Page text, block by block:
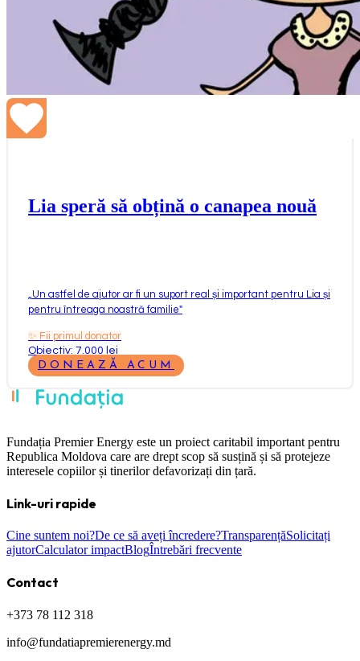
Lia speră să obțină o canapea nouă
Un astfel de ajutor ar fi un suport real și important pentru Lia și
pentru întreaga noastră familie"
✨ Fii primul donator
Obiectiv: 7.000 lei
DONEAZĂ ACUM
Fundația Premier Energy este un proiect caritabil important pentru
Republica Moldova care are drept scop să susțină și să protejeze
interesele copiilor și tinerilor defavorizați din țară.
Link-uri rapide
Cine suntem noi?De ce să aveți încredere?TransparențăSolicitați
ajutorCalculator impactBlogÎntrebări frecvente
Contact
+373 78 112 318
info@fundatiapremierenergy.md